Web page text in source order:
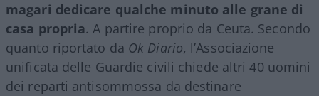
magari dedicare qualche minuto alle grane di
casa propria. A partire proprio da Ceuta. Secondo
quanto riportato da Ok Diario, l’Associazione
unificata delle Guardie civili chiede altri 40 uomini
dei reparti antisommossa da destinare